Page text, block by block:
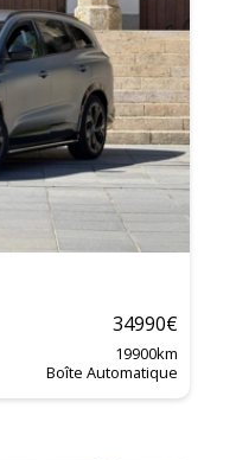
34990€
19900km
Boîte Automatique